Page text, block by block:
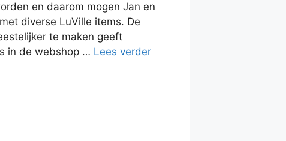
en daarom mogen Jan en
diverse LuVille items. De
te maken geeft
in de webshop … Lees verder